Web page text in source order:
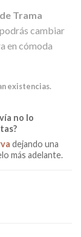
Trama
cambiar
en cómoda
existencias.
no lo
dejando una
más adelante.